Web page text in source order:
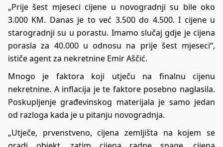
„Prije šest mjeseci cijene u novogradnji su bile oko
3.000 KM. Danas je to već 3.500 do 4.500. I cijene u
starogradnji su u porastu. Imamo slučaj gdje je cijena
porasla za 40.000 u odnosu na prije šest mjeseci“,
ističe agent za nekretnine Emir Aščić.
Mnogo je faktora koji utječu na finalnu cijenu
nekretnine. A inflacija je te faktore posebno naglasila.
Poskupljenje građevinskog materijala je samo jedan
od razloga kada je u pitanju novogradnja.
„Utječe, prvenstveno, cijena zemljišta na kojem se